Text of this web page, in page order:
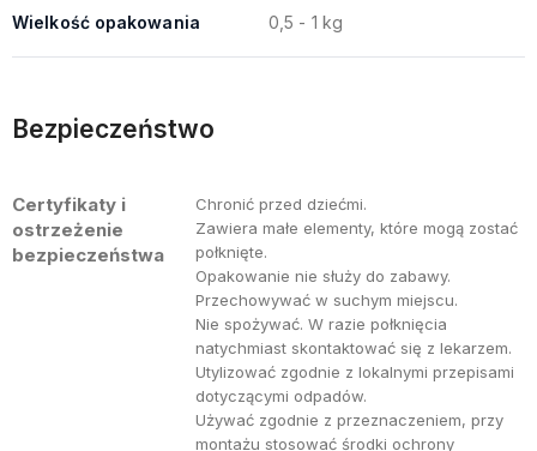
Wielkość opakowania 0,5 - 1 kg
Bezpieczeństwo
Certyfikaty i
ostrzeżenie
bezpieczeństwa
Chronić przed dziećmi.
Zawiera małe elementy, które mogą zostać
połknięte.
Opakowanie nie służy do zabawy.
Przechowywać w suchym miejscu.
Nie spożywać. W razie połknięcia
natychmiast skontaktować się z lekarzem.
Utylizować zgodnie z lokalnymi przepisami
dotyczącymi odpadów.
Używać zgodnie z przeznaczeniem, przy
montażu stosować środki ochrony